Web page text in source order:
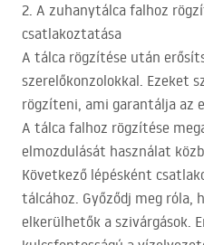
2. A zuhanytálca falhoz
csatlakoztatása
A tálca rögzítése után
szerelőkonzolokkal. Ezeket
rögzíteni, ami garantálja az
A tálca falhoz rögzítése
elmozdulását használat
Következő lépésként
tálcához. Győződj meg
elkerülhetők a szivárgások.